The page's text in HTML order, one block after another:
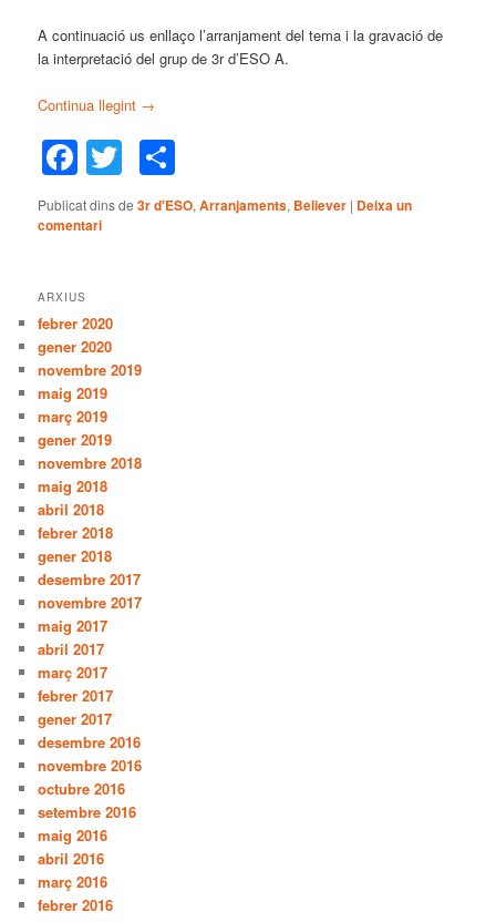
A continuació us enllaço l’arranjament del tema i la gravació de
la interpretació del grup de 3r d’ESO A.
Continua llegint →
Facebook
Twitter
Publicat dins de 3r d'ESO,Arranjaments, Believer | Deixa un
comentari
ARXIUS
febrer 2020
gener 2020
novembre 2019
maig 2019
març 2019
gener 2019
novembre 2018
maig 2018
abril 2018
febrer 2018
gener 2018
desembre 2017
novembre 2017
maig 2017
abril 2017
març 2017
febrer 2017
gener 2017
desembre 2016
novembre 2016
octubre 2016
setembre 2016
maig 2016
abril 2016
març 2016
febrer 2016